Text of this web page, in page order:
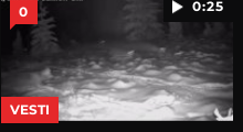
0:25
0
VESTI